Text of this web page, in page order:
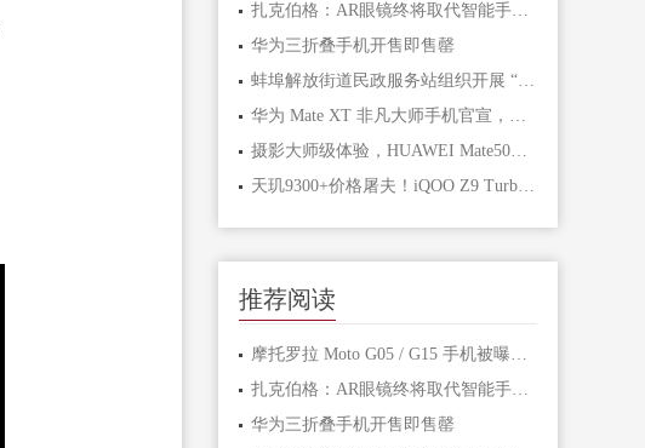
扎克伯格：AR眼镜终将取代智能手机 成为主流工具
华为三折叠手机开售即售罄
蚌埠解放街道民政服务站组织开展 “玩转手机”智能手机应用讲座
华为 Mate XT 非凡大师手机官宣，预计为首款三折叠屏手机
摄影大师级体验，HUAWEI Mate50定格每一刻非凡瞬间
天玑9300+价格屠夫！iQOO Z9 Turbo+入网：支持80W快充
推荐阅读
扎克伯格：AR眼镜终将取代智能手机 成为主流工具
华为三折叠手机开售即售罄